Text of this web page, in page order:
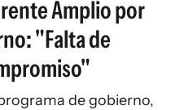
Amplio por
"Falta de
de gobierno,